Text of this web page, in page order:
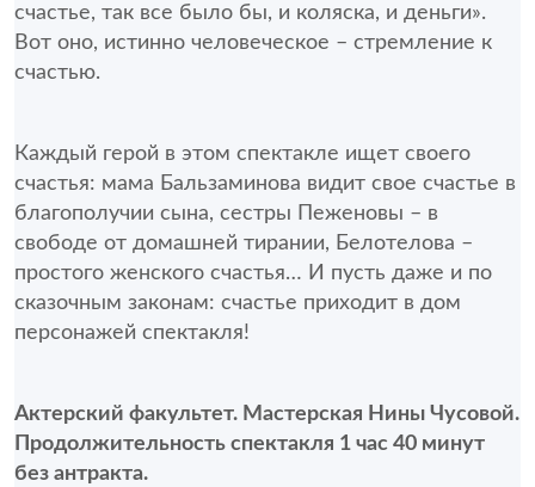
счастье, так все было бы, и коляска, и деньги».
Вот оно, истинно человеческое – стремление к
счастью.
Каждый герой в этом спектакле ищет своего
счастья: мама Бальзаминова видит свое счастье в
благополучии сына, сестры Пеженовы – в
свободе от домашней тирании, Белотелова –
простого женского счастья… И пусть даже и по
сказочным законам: счастье приходит в дом
персонажей спектакля!
Актерский факультет. Мастерская Нины Чусовой.
Продолжительность спектакля 1 час 40 минут
без антракта.